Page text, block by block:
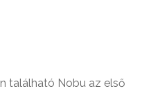
található Nobu az első